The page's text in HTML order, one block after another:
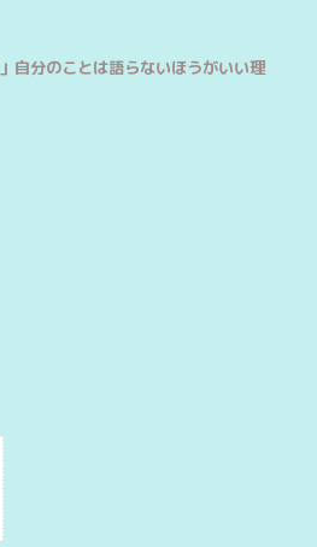
自分のことは語らないほうがいい理